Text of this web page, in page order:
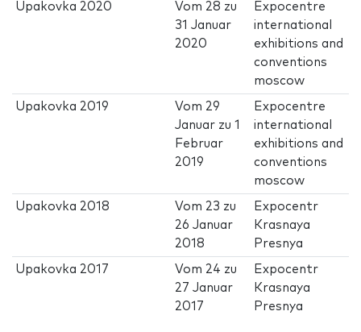
Upakovka 2020 Vom 28 zu
31 Januar
2020
Expocentre
international
exhibitions and
conventions
moscow
Upakovka 2019 Vom 29
Januar zu1
Februar
2019
Expocentre
international
exhibitions and
conventions
moscow
Upakovka 2018 Vom 23 zu
26 Januar
2018
Expocentr
Krasnaya
Presnya
Upakovka 2017 Vom 24 zu
27 Januar
2017
Expocentr
Krasnaya
Presnya